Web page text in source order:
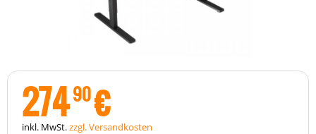
27490€
inkl. MwSt.zzgl. Versandkosten